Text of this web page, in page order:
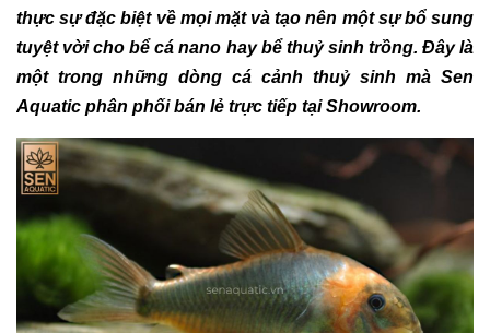
thực sự đặc biệt về mọi mặt và tạo nên một sự bổ sung
tuyệt vời cho bể cá nano hay bể thuỷ sinh trồng. Đây là
một trong những dòng cá cảnh thuỷ sinh mà Sen
Aquatic phân phối bán lẻ trực tiếp tại Showroom.